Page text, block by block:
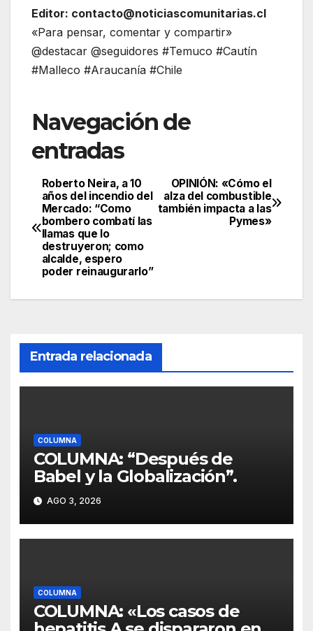
Editor: contacto@noticiascomunitarias.cl
«Para pensar, comentar y compartir»
@destacar @seguidores #Temuco #Cautín
#Malleco #Araucanía #Chile
Navegación de
entradas
OPINIÓN: «Cómo el
alza del combustible
también impacta a las
Pymes»
Roberto Neira, a 10
años del incendio del
Mercado: “Como
bombero combatí las
llamas que lo
destruyeron; como
alcalde, espero
poder reinaugurarlo”
Entrada relacionada
COLUMNA
COLUMNA: “Después de
Babel y la Globalización”.
AGO 3, 2026
COLUMNA
COLUMNA: «Los casos de